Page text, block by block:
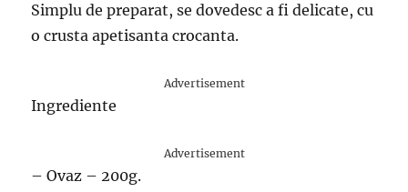
Simplu de preparat, se dovedesc a fi delicate, cu
o crusta apetisanta crocanta.
Advertisement
Ingrediente
Advertisement
– Ovaz – 200g.